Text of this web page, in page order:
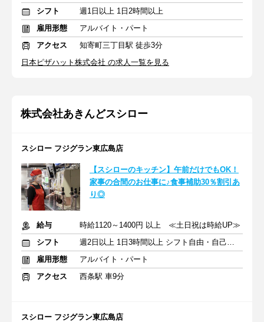
シフト
週1日以上 1日2時間以上
雇用形態
アルバイト・パート
アクセス
知寄町三丁目駅 徒歩3分
日本ピザハット株式会社 の求人一覧を見る
株式会社あきんどスシロー
スシロー フジグラン東広島店
【スシローのキッチン】午前だけでもOK！
家事の合間のお仕事に♪食事補助30％割引あ
り◎
給与
時給1120～1400円 以上 ≪土日祝は時給UP≫
シフト
週2日以上 1日3時間以上 シフト自由・自己申告
雇用形態
アルバイト・パート
アクセス
西条駅 車9分
スシロー フジグラン東広島店